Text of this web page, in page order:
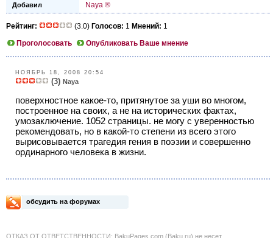
Добавил Naya ®
Рейтинг: (3.0) Голосов: 1 Мнений: 1
Проголосовать
Опубликовать Ваше мнение
НОЯБРЬ 18, 2008 20:54
(3) Naya
поверхностное какое-то, притянутое за уши во многом,
построенное на своих, а не на исторических фактах,
умозаключение. 1052 страницы. не могу с уверенностью
рекомендовать, но в какой-то степени из всего этого
вырисовывается трагедия гения в поэзии и совершенно
ординарного человека в жизни.
обсудить на форумах
ОТКАЗ ОТ ОТВЕТСТВЕННОСТИ: BakuPages.com (Baku.ru) не несет